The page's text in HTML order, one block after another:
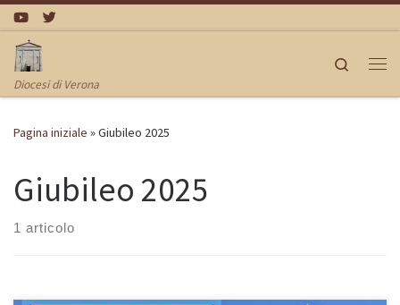
Passa al contenuto
Diocesi di Verona
Search
Pagina iniziale »Giubileo 2025
Giubileo 2025
1 articolo